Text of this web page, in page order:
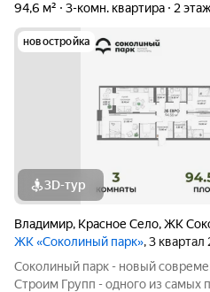
94,6 м²
3-комн. квартира 2
новостройка
3D-тур
Владимир, Красное Село,ЖК
ЖК «Соколиный парк», 3
Соколиный парк - новый
Строим Групп - одного из самых